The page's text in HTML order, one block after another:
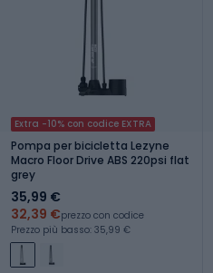
Extra -10% con codice EXTRA
Pompa per bicicletta Lezyne
Macro Floor Drive ABS 220psi flat
grey
35,99 €
32,39 €prezzo con codice
Prezzo più basso: 35,99 €